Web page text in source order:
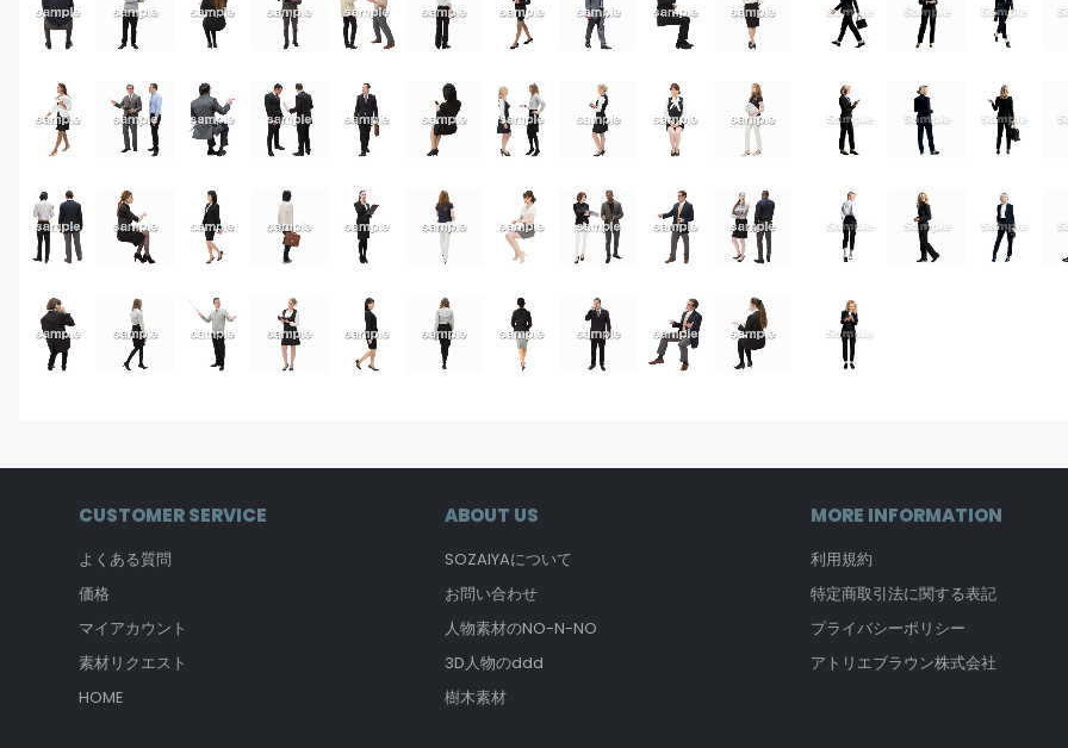
CUSTOMER SERVICE
よくある質問
価格
マイアカウント
素材リクエスト
HOME
ABOUT US
SOZAIYAについて
お問い合わせ
人物素材のNO-N-NO
3D人物のddd
樹木素材
MORE INFORMATION
利用規約
特定商取引法に関する表記
プライバシーポリシー
アトリエブラウン株式会社